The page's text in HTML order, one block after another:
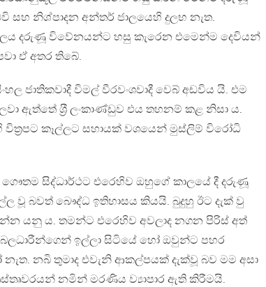
සහ නිශ්පාදන අන්තර් ජාලයෙහි දුලභ නැත.
දරුණූ විවේනයන්ට හසු කැරෙන එමෙන්ම දෙවියන්
ඒ අතර තිබේ.
ජාතිකවාදී විමල් වීරවංශවාදී වෙබ් අඩවිය යි. එම
ඇත්තේ ශ‍්‍රී ලංකාණ්ඩුව එය තහනම් කළ නිසා ය.
විත‍්‍රපට කෑල්ලට සහායක් වශයෙන් මුස්ලිම් විරෝධි
ගෞතම සිද්ධාර්ථට එරෙහිව ඔහුගේ කාලයේ දී දරුණූ
වූ බවත් බෞද්ධ ඉතිහාසය කියයි. බුදුහු ඊට දැක් වු
යනු ය. තමන්ට එරෙහිව අවලාද නගන පිරිස් අත්
බලධාරීන්ගෙන් ඉල්ලා සිටියේ හෝ ඔවුන්ට පහර
නබි තුමාද එවැනි ආකල්පයක් දැක්වූ බව මම අසා
නමින් මරණිය ව්‍යාපාර ඇති කිරීමයි.